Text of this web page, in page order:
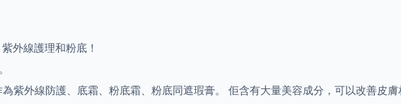
外線護理和粉底！
紫外線防護、底霜、粉底霜、粉底同遮瑕膏。 佢含有大量美容成分，可以改善皮